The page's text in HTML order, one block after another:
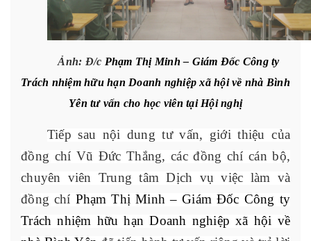
Ảnh: Đ/c Phạm Thị Minh – Giám Đốc Công ty
Trách nhiệm hữu hạn Doanh nghiệp xã hội về nhà Bình
Yên tư vấn cho học viên tại Hội nghị
Tiếp sau nội dung tư vấn, giới thiệu của
đồng chí Vũ Đức Thắng, các đồng chí cán bộ,
chuyên viên Trung tâm Dịch vụ việc làm và
đồng chí Phạm Thị Minh – Giám Đốc Công ty
Trách nhiệm hữu hạn Doanh nghiệp xã hội về